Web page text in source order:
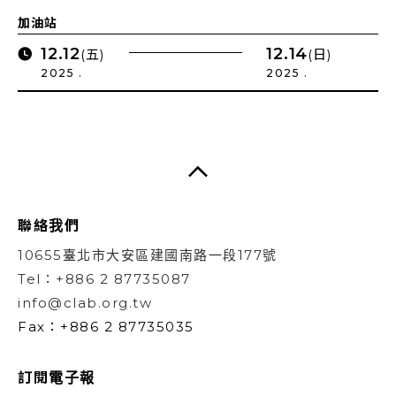
加油站
12.12(五)
2025 .
12.14(日)
2025 .
聯絡我們
10655臺北市大安區建國南路一段177號
Tel：+886 2 87735087
info@clab.org.tw
Fax：+886 2 87735035
訂閱電子報